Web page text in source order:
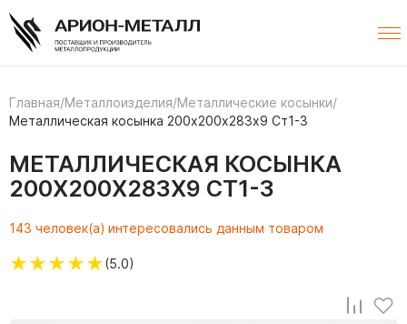
Главная/Металлоизделия/Металлические косынки/
Металлическая косынка 200х200х283х9 Ст1-3
МЕТАЛЛИЧЕСКАЯ КОСЫНКА
200Х200Х283Х9 СТ1-3
143 человек(а) интересовались данным товаром
★★★★★(5.0)